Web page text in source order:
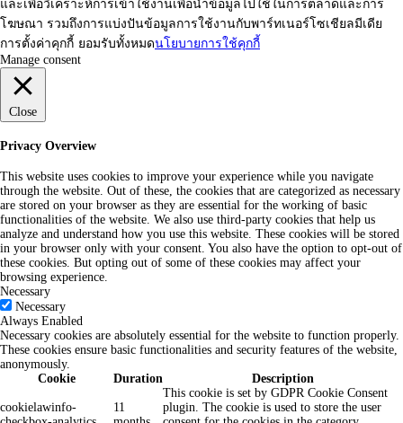
และเพื่อวิเคราะห์การเข้าใช้งานเพื่อนำข้อมูลไปใช้ในการตลาดและการ
โฆษณา รวมถึงการแบ่งปันข้อมูลการใช้งานกับพาร์ทเนอร์โซเชียลมีเดีย
การตั้งค่าคุกกี้ ยอมรับทั้งหมดนโยบายการใช้คุกกี้
Manage consent
Close
Privacy Overview
This website uses cookies to improve your experience while you navigate
through the website. Out of these, the cookies that are categorized as necessary
are stored on your browser as they are essential for the working of basic
functionalities of the website. We also use third-party cookies that help us
analyze and understand how you use this website. These cookies will be stored
in your browser only with your consent. You also have the option to opt-out of
these cookies. But opting out of some of these cookies may affect your
browsing experience.
Necessary
Necessary
Always Enabled
Necessary cookies are absolutely essential for the website to function properly.
These cookies ensure basic functionalities and security features of the website,
anonymously.
Cookie
Duration Description
cookielawinfo-
11
This cookie is set by GDPR Cookie Consent
plugin. The cookie is used to store the user